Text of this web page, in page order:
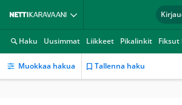
Haku Uusimmat Liikkeet Pikalinkit
Muokkaa hakua Tallenna haku